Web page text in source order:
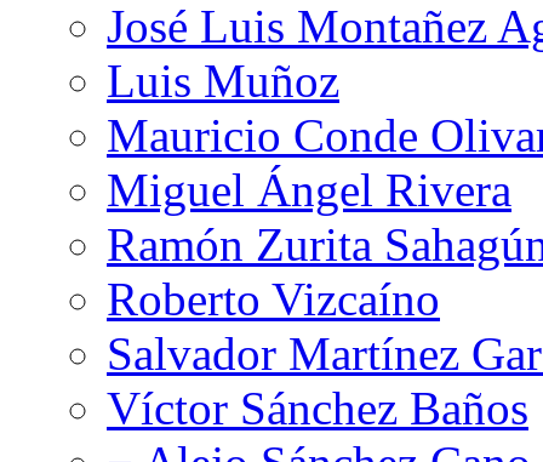
José Luis Montañez
Luis Muñoz
Mauricio Conde
Miguel Ángel Rivera
Ramón Zurita
Roberto Vizcaíno
Salvador Martínez
Víctor Sánchez Baños